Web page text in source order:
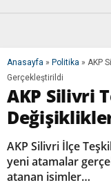
Anasayfa » Politika » AKP
Gerçekleştirildi
AKP Silivri
AKP Silivri İlçe
yeni atamalar
atanan isimler…